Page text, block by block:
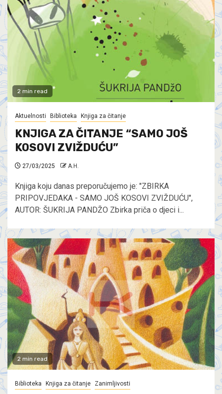
2 min read
Aktuelnosti Biblioteka Knjiga za čitanje
KNJIGA ZA ČITANJE “SAMO JOŠ
KOSOVI ZVIŽDUĆU”
27/03/2025 A.H.
Knjiga koju danas preporučujemo je: "ZBIRKA
PRIPOVJEDAKA - SAMO JOŠ KOSOVI ZVIŽDUĆU",
AUTOR: ŠUKRIJA PANDŽO Zbirka priča o djeci i...
2 min read
Biblioteka Knjiga za čitanje Zanimljivosti